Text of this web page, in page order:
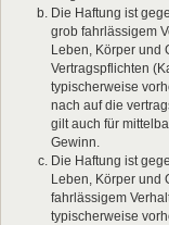
Die Haftung ist
grob fahrlässigem
Leben, Körper und
Vertragspflichten
typischerweise
nach auf die
gilt auch für
Gewinn.
Die Haftung ist
Leben, Körper und
fahrlässigem
typischerweise